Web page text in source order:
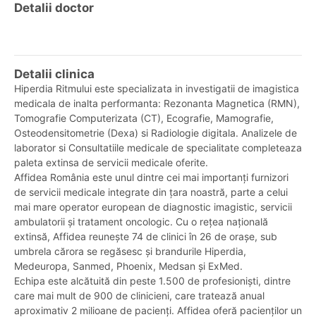
Detalii doctor
Detalii clinica
Hiperdia Ritmului este specializata in investigatii de imagistica
medicala de inalta performanta: Rezonanta Magnetica (RMN),
Tomografie Computerizata (CT), Ecografie, Mamografie,
Osteodensitometrie (Dexa) si Radiologie digitala. Analizele de
laborator si Consultatiile medicale de specialitate completeaza
paleta extinsa de servicii medicale oferite.
Affidea România este unul dintre cei mai importanți furnizori
de servicii medicale integrate din țara noastră, parte a celui
mai mare operator european de diagnostic imagistic, servicii
ambulatorii și tratament oncologic. Cu o rețea națională
extinsă, Affidea reunește 74 de clinici în 26 de orașe, sub
umbrela cărora se regăsesc și brandurile Hiperdia,
Medeuropa, Sanmed, Phoenix, Medsan și ExMed.
Echipa este alcătuită din peste 1.500 de profesioniști, dintre
care mai mult de 900 de clinicieni, care tratează anual
aproximativ 2 milioane de pacienți. Affidea oferă pacienților un